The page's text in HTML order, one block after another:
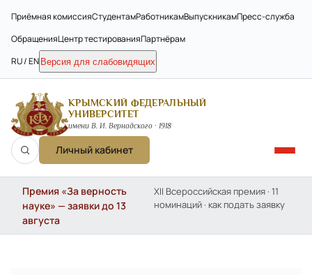
Приёмная комиссияСтудентамРаботникамВыпускникамПресс-служба
ОбращенияЦентр тестированияПартнёрам
RU / EN Версия для слабовидящих
КРЫМСКИЙ ФЕДЕРАЛЬНЫЙ
УНИВЕРСИТЕТ
имени В. И. Вернадского · 1918
Личный кабинет
Премия «За верность
науке» — заявки до 13
августа
XII Всероссийская премия · 11
номинаций · как подать заявку